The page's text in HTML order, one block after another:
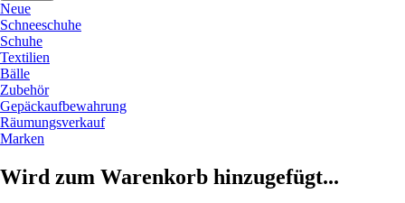
Neue
Schneeschuhe
Schuhe
Textilien
Bälle
Zubehör
Gepäckaufbewahrung
Räumungsverkauf
Marken
Wird zum Warenkorb hinzugefügt...